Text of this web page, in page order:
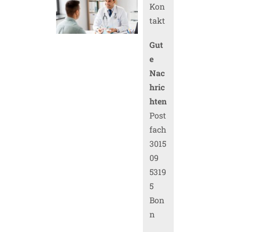
Kon
takt
Gut
e
Nac
hric
hten
Post
fach
3015
09
5319
5
Bon
n